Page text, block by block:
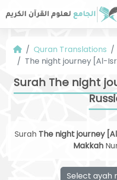
Quran Translations
The night journey [Al-
Surah The night
Surah The night journey
Makkah
Select ayah